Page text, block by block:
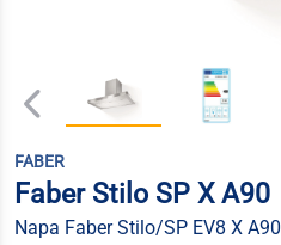
FABER
Faber Stilo SP X A90
Napa Faber Stilo/SP EV8 X A90